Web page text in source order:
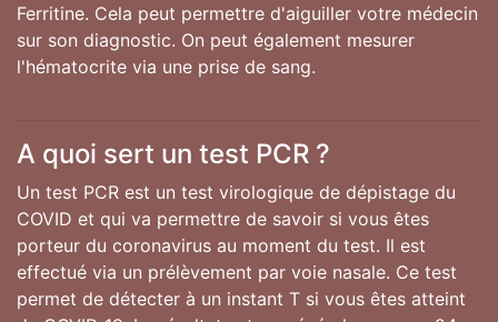
Ferritine. Cela peut permettre d'aiguiller votre médecin
sur son diagnostic. On peut également mesurer
l'hématocrite via une prise de sang.
A quoi sert un test PCR ?
Un test PCR est un test virologique de dépistage du
COVID et qui va permettre de savoir si vous êtes
porteur du coronavirus au moment du test. Il est
effectué via un prélèvement par voie nasale. Ce test
permet de détecter à un instant T si vous êtes atteint